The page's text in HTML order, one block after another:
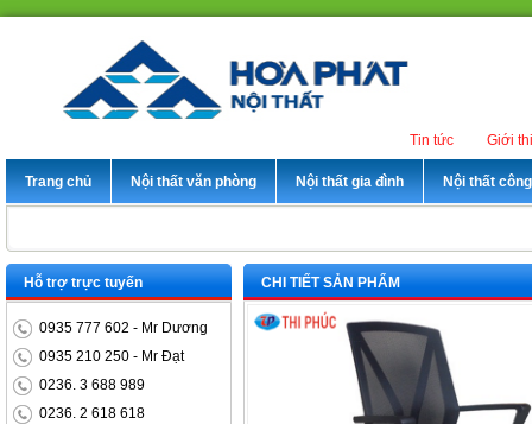
Giới
Tin tức
Trang chủ Nội thất văn phòng Nội thất gia đình Nội thất
CHI TIẾT SẢN PHẨM
Hỗ trợ trực tuyến
0935 777 602 - Mr Dương
0935 210 250 - Mr Đạt
0236. 3 688 989
0236. 2 618 618
Bàn trưởng phòng